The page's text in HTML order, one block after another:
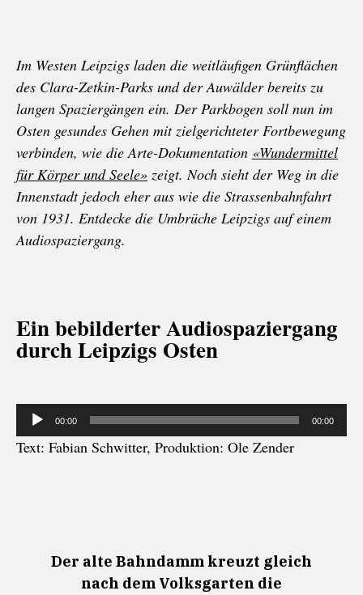
Im Westen Leipzigs laden die weitläufigen Grünflächen
des Clara-Zetkin-Parks und der Auwälder bereits zu
langen Spaziergängen ein. Der Parkbogen soll nun im
Osten gesundes Gehen mit zielgerichteter Fortbewegung
verbinden, wie die Arte-Dokumentation «Wundermittel
für Körper und Seele» zeigt. Noch sieht der Weg in die
Innenstadt jedoch eher aus wie die Strassenbahnfahrt
von 1931. Entdecke die Umbrüche Leipzigs auf einem
Audiospaziergang.
Ein bebilderter Audiospaziergang
durch Leipzigs Osten
Audio-
Player
00:00 00:00
Text: Fabian Schwitter, Produktion: Ole Zender
Der alte Bahndamm kreuzt gleich
nach dem Volksgarten die